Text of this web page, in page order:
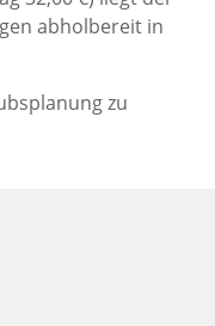
abholbereit in
zu